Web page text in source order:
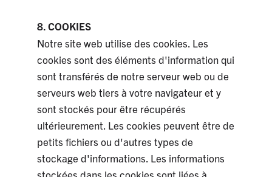
8. COOKIES
Notre site web utilise des cookies. Les
cookies sont des éléments d'information qui
sont transférés de notre serveur web ou de
serveurs web tiers à votre navigateur et y
sont stockés pour être récupérés
ultérieurement. Les cookies peuvent être de
petits fichiers ou d'autres types de
stockage d'informations. Les informations
stockées dans les cookies sont liées à